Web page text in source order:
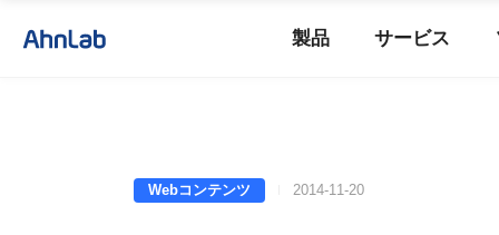
製品 サービス
Webコンテンツ 2014-11-20